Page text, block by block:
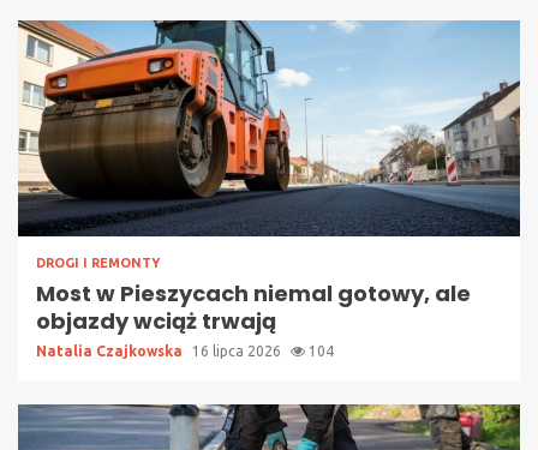
DROGI I REMONTY
Most w Pieszycach niemal gotowy, ale
objazdy wciąż trwają
Natalia Czajkowska 16 lipca 2026 104